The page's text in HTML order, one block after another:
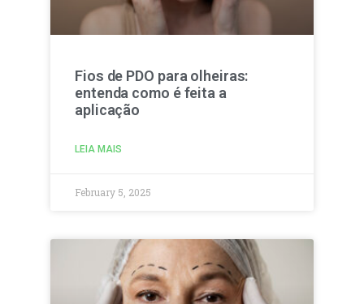
Fios de PDO para olheiras:
entenda como é feita a
aplicação
LEIA MAIS
February 5, 2025